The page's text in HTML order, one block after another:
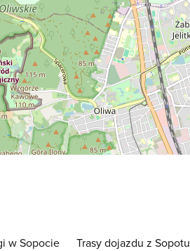
w Sopocie Trasy dojazdu z Sopotu